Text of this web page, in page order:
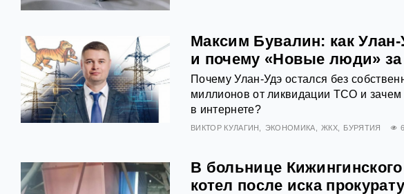
Максим Бувалин: как Улан-
и почему «Новые люди» за
Почему Улан-Удэ остался без
миллионов от ликвидации ТСО и
в интернете?
ВИКТОР КУЛАГИН ЭКОНОМИКА ЖКХ БУРЯТИЯ
В больнице
котел после иска